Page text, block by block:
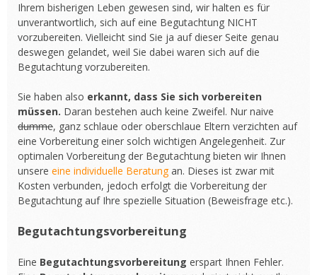
Ihrem bisherigen Leben gewesen sind, wir halten es für
unverantwortlich, sich auf eine Begutachtung NICHT
vorzubereiten. Vielleicht sind Sie ja auf dieser Seite genau
deswegen gelandet, weil Sie dabei waren sich auf die
Begutachtung vorzubereiten.
Sie haben also erkannt, dass Sie sich vorbereiten
müssen. Daran bestehen auch keine Zweifel. Nur naive
dumme, ganz schlaue oder oberschlaue Eltern verzichten auf
eine Vorbereitung einer solch wichtigen Angelegenheit. Zur
optimalen Vorbereitung der Begutachtung bieten wir Ihnen
unsere eine individuelle Beratungan. Dieses ist zwar mit
Kosten verbunden, jedoch erfolgt die Vorbereitung der
Begutachtung auf Ihre spezielle Situation (Beweisfrage etc.).
Begutachtungsvorbereitung
Eine Begutachtungsvorbereitung erspart Ihnen Fehler.